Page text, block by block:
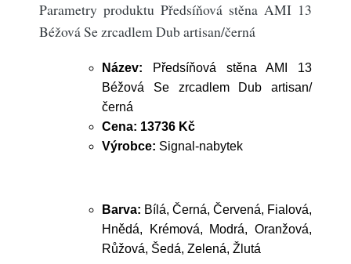
Parametry produktu Předsíňová stěna AMI 13
Béžová Se zrcadlem Dub artisan/černá
Název: Předsíňová stěna AMI 13
Béžová Se zrcadlem Dub artisan/
černá
Cena: 13736 Kč
Výrobce: Signal-nabytek
Barva: Bílá, Černá, Červená, Fialová,
Hnědá, Krémová, Modrá, Oranžová,
Růžová, Šedá, Zelená, Žlutá